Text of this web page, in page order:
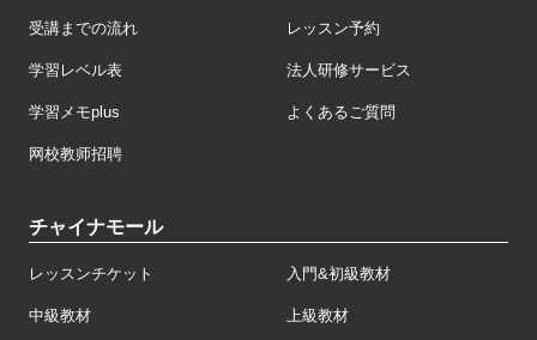
受講までの流れ レッスン予約
学習レベル表 法人研修サービス
学習メモplus よくあるご質問
网校教师招聘
チャイナモール
レッスンチケット 入門&初級教材
中級教材 上級教材